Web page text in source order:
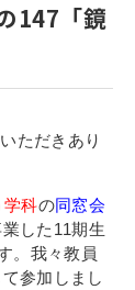
147「鏡
ただきあり
学科の同窓会
した11期生
。我々教員
参加しまし